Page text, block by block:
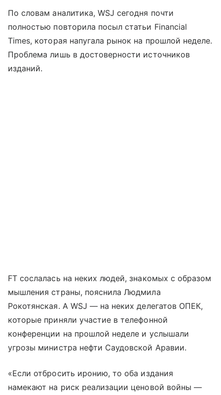
По словам аналитика, WSJ сегодня почти
полностью повторила посыл статьи Financial
Times, которая напугала рынок на прошлой неделе.
Проблема лишь в достоверности источников
изданий.
FT сослалась на неких людей, знакомых с образом
мышления страны, пояснила Людмила
Рокотянская. А WSJ — на неких делегатов ОПЕК,
которые приняли участие в телефонной
конференции на прошлой неделе и услышали
угрозы министра нефти Саудовской Аравии.
«Если отбросить иронию, то оба издания
намекают на риск реализации ценовой войны —